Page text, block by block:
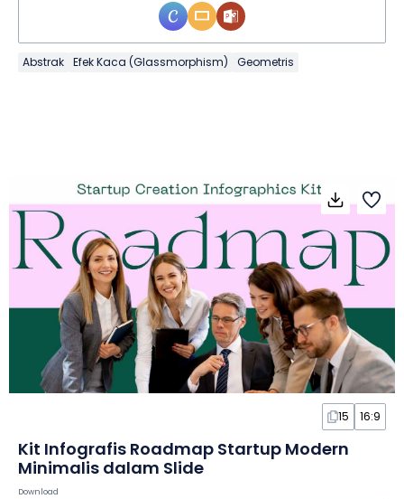
Abstrak Efek Kaca (Glassmorphism) Geometris
15 16:9
Kit Infografis Roadmap Startup Modern
Minimalis dalam Slide
Download